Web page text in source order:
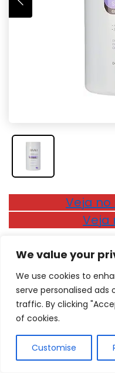
We value your
We use cookies to
serve personalised ads
traffic. By clicking
of cookies.
Customise
Veja no
Veja
Ação desodorante
Este Creme
desodorantecom
e óleo de girassol, de
sobre a pele
podem ativar o
melhorando o fluxo